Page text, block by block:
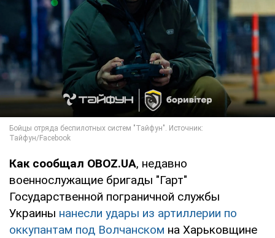
Как сообщал OBOZ.UA, недавно
военнослужащие бригады "Гарт"
Государственной пограничной службы
Украины нанесли удары из артиллерии по
оккупантам под Волчанском на Харьковщине